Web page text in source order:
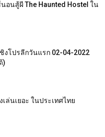
อนสู้ผี The Haunted Hostel ใน
งโปรลีกวันแรก 02-04-2022
)
ล่นเยอะ ในประเทศไทย